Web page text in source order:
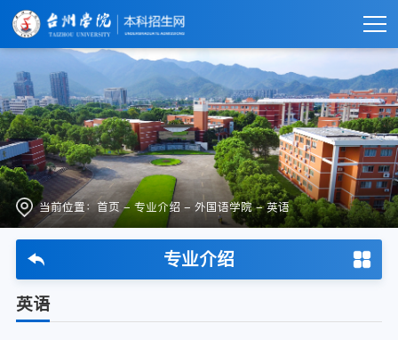
当前位置：首页 - 专业介绍 - 外国语学院-英语
专业介绍
英语